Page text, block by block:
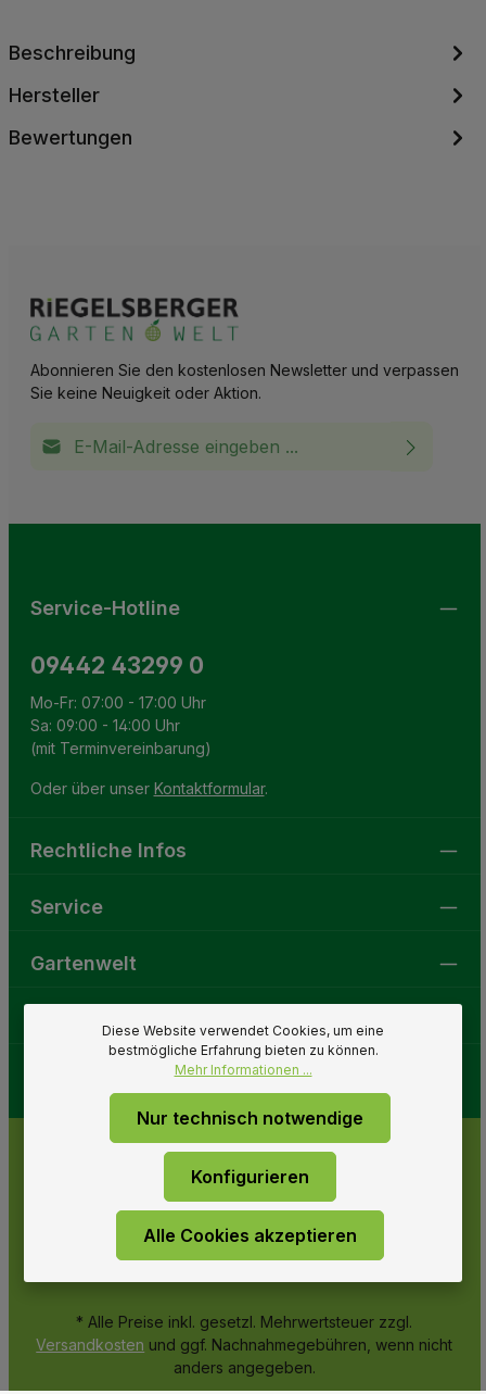
Beschreibung
Hersteller
Bewertungen
Abonnieren Sie den kostenlosen Newsletter und verpassen
Sie keine Neuigkeit oder Aktion.
Service-Hotline
09442 43299 0
Mo-Fr: 07:00 - 17:00 Uhr
Sa: 09:00 - 14:00 Uhr
(mit Terminvereinbarung)
Oder über unser Kontaktformular.
Rechtliche Infos
Service
Gartenwelt
* Alle Preise inkl. gesetzl. Mehrwertsteuer zzgl.
Versandkosten und ggf. Nachnahmegebühren, wenn nicht
anders angegeben.
Diese Website verwendet Cookies, um eine
bestmögliche Erfahrung bieten zu können.
Mehr Informationen ...
Nur technisch notwendige
Konfigurieren
Alle Cookies akzeptieren